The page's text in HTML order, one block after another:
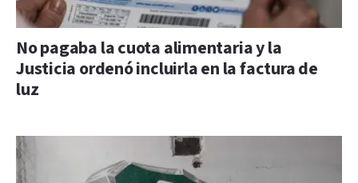
No pagaba la cuota alimentaria y la
Justicia ordenó incluirla en la factura de
luz